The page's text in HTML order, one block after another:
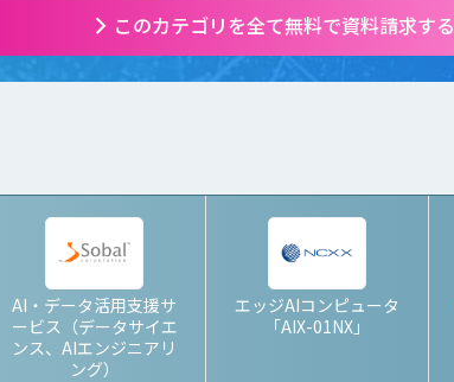
このカテゴリを全て無料で資料請求する
AI・データ活用支援サ
ービス（データサイエ
ンス、AIエンジニアリ
ング）
エッジAIコンピュータ
「AIX-01NX」